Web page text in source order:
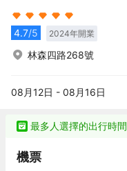
4.7/5 2024年開業
林森四路268號
08月12日 - 08月16日
最多人選擇的出行時間
機票